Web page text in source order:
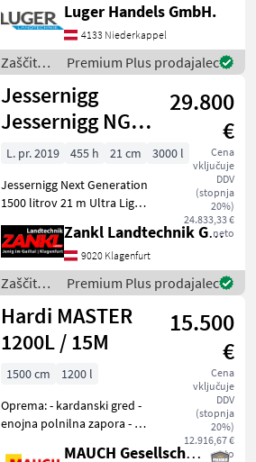
Füllstandanzeige über
Zeiger - 130 Liter
Frischwassertank - 13 Liter
Handwaschbehälter - 3
Luger Handels GmbH.
4133 Niederkappel
Zaščita
rastlin /
Kverneland
Premium Plus prodajalec
Jessernigg
Jessernigg NG
UL 1521 s 1500-
litrskim
sprednjim
rezervoarjem
29.800
€
Cena
vključuje
DDV
(stopnja
20%)
24.833,33 €
neto
L. pr. 2019 455 h 21 cm
3000 l
Jessernigg Next Generation
1500 litrov 21 m Ultra Light
IDK 3 sistem razprševanja
Računalniško krmiljenje
BRAVO 400S proizvajalca
Arag GPS-
Zankl Landtechnik GmbH
9020 Klagenfurt
Zaščita
rastlin /
Jessernigg
Premium Plus prodajalec
Hardi MASTER
1200L / 15M
15.500
€
Cena
vključuje
DDV
(stopnja
20%)
12.916,67 €
neto
1500 cm
1200 l
Oprema: - kardanski gred -
enojna polnilna zapora - 3-
MAUCH Gesellschaft m.b.H. & Co.KG